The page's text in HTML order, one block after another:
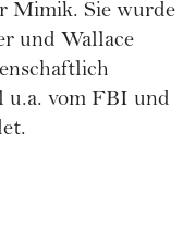
Mimik. Sie wurde
und Wallace
u.a. vom FBI und